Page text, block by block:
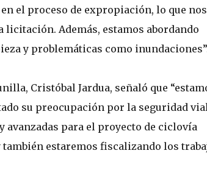
el proceso de expropiación, lo que nos
Además, estamos abordando
y problemáticas como
Cristóbal Jardua, señaló que
su preocupación por la seguridad
para el proyecto de ciclovía
también estaremos fiscalizando los